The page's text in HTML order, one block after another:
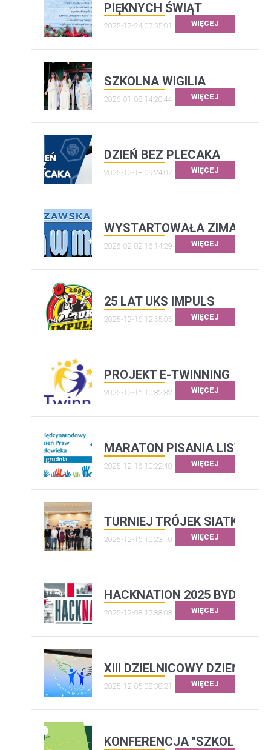
PIĘKNYCH ŚWIĄT
2025-12-24 07:55:01 WIĘCEJ
SZKOLNA WIGILIA
2026-01-08 14:20:44 WIĘCEJ
DZIEŃ BEZ PLECAKA
2025-12-18 09:24:07 WIĘCEJ
WYSTARTOWAŁA ZIMA W
2026-02-02 16:14:29 WIĘCEJ
25 LAT UKS IMPULS
2025-12-16 12:55:05 WIĘCEJ
PROJEKT E-TWINNING
2025-12-16 10:32:32 WIĘCEJ
MARATON PISANIA LISTÓW
2025-12-16 10:22:40 WIĘCEJ
TURNIEJ TRÓJEK
2025-12-16 10:23:10 WIĘCEJ
HACKNATION 2025
2025-12-08 12:38:03 WIĘCEJ
XIII DZIELNICOWY DZIEŃ
2025-12-05 08:38:21 WIĘCEJ
KONFERENCJA "SZKOLNA